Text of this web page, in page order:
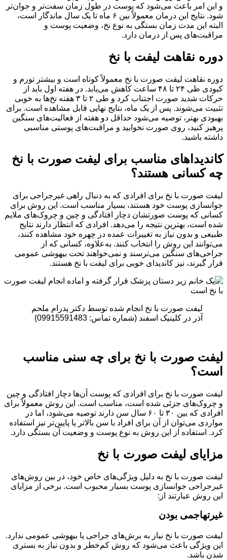
و این امر باعث می‌شود که پوست در طول زمان سفت‌تر و جوان‌تر
شود. نتایج این درمان معمولاً بین ۶ ماه تا یک سال ماندگار است،
البته این مدت زمان بستگی به نوع نخ، وضعیت پوست و
مراقبت‌های پس از درمان دارد.
دوره نقاهت لیفت با نخ
دوره نقاهت لیفت صورت با نخ معمولاً کوتاه است و بیشتر تورم و
کبودی طی ۲۴ تا ۴۸ ساعت کاهش می‌یابد. در هفته اول باید از
حرکات شدید صورت اجتناب کرد و طی ۲ تا ۳ هفته نخ‌ها به خوبی
تثبیت می‌شوند. پس از یک ماه، نتایج نهایی قابل مشاهده است. برای
بهبودی بهتر، توصیه می‌شود حداقل دو هفته از فعالیت‌های سنگین
پرهیز کنید، روی صورت نخوابید و مراقبت‌های پوستی مناسبی
داشته باشید.
کاندیداهای مناسب برای لیفت صورت با نخ
چه کسانی هستند؟
لیفت صورت با نخ برای افرادی که به دنبال راهی غیرجراحی برای
جوانسازی پوست خود هستند، بسیار مناسب است. این روش برای
کسانی که پوست صورتشان دچار افتادگی و چین و چروک‌های ملایم
شده است، بهترین نتیجه را می‌دهد. افرادی که انتظار دارند نتایج
طبیعی و بدون نیاز به تغییرات عمده در چهره خود مشاهده کنند،
می‌توانند این روش را انتخاب کنند. به‌علاوه، کسانی که از
جراحی‌های سنگین می‌ترسند و نمی‌خواهند تحت بیهوشی عمومی
قرار گیرند، نیز کاندیدای خوبی برای لیفت با نخ هستند.
لیفت صورت با نخ انجام شده توسط دکتر پدرام ملحم
آذر در کلینیک اسفند (شماره تماس: 09915591483)
لیفت صورت با نخ برای چه سنی مناسب
است؟
لیفت صورت با نخ برای افرادی که پوست آن‌ها دچار افتادگی و چین
و چروک‌های جزئی شده است، مناسب است. این روش معمولاً برای
افرادی که بین ۳۰ تا ۶۰ سال سن دارند توصیه می‌شود، اما در
مواردی می‌توان از آن برای افراد با سن بالاتر یا پایین‌تر نیز استفاده
کرد. استفاده از این روش به نوع پوست و وضعیت آن بستگی دارد.
مزایای لیفت صورت با نخ
لیفت صورت با نخ به دلیل ویژگی‌های خاص خود، در بین روش‌های
غیرجراحی جوانسازی پوست بسیار محبوب است. برخی از مزایای
این روش عبارتند از:
غیرتهاجمی بودن
لیفت صورت با نخ نیاز به برش‌های جراحی یا بیهوشی عمومی ندارد.
این ویژگی باعث می‌شود که روش کم‌خطر و بدون نیاز به بستری
شدن باشد.